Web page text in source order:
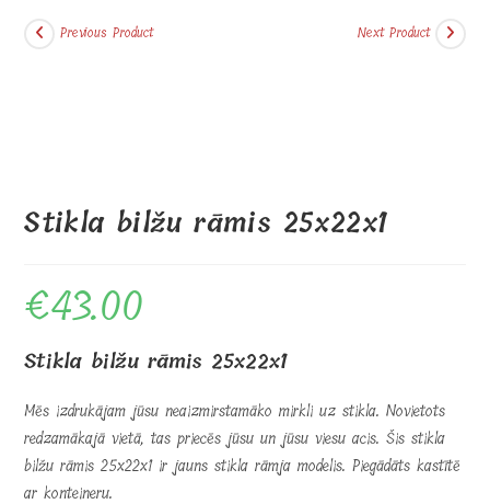
Previous Product Next Product
Stikla bilžu rāmis 25x22x1
€43.00
Stikla bilžu rāmis 25x22x1
Mēs izdrukājam jūsu neaizmirstamāko mirkli uz stikla. Novietots
redzamākajā vietā, tas priecēs jūsu un jūsu viesu acis. Šis stikla
bilžu rāmis 25x22x1 ir jauns stikla rāmja modelis. Piegādāts kastītē
ar konteineru.